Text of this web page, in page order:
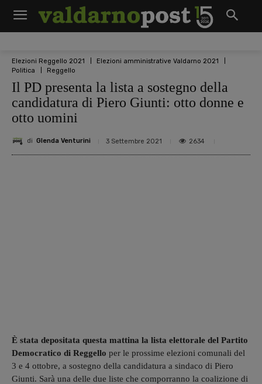
Elezioni Reggello 2021
Elezioni amministrative Valdarno 2021
Politica
Reggello
Il PD presenta la lista a sostegno della
candidatura di Piero Giunti: otto donne e
otto uomini
di Glenda Venturini 3 Settembre 2021 2634
È stata depositata questa mattina la lista elettorale del Partito
Democratico di Reggello per le prossime elezioni comunali del
3 e 4 ottobre, a sostegno della candidatura a sindaco di Piero
Giunti. Sarà una delle due liste che comporranno la coalizione di